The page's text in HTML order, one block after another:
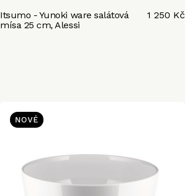
Itsumo - Yunoki ware salátová
mísa 25 cm, Alessi
1 250 Kč
NOVÉ